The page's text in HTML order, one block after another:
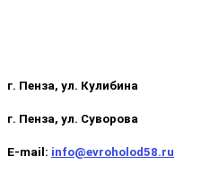
г. Пенза, ул. Кулибина
г. Пенза, ул. Суворова
E-mail: info@evroholod58.ru